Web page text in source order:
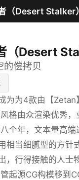
（Desert Stalker）
（Desert
的偿拷贝
为为4款由【Zetan
格由众渲染优秀，
个年，文本量高端
相当细腻型的方针
，行得接触的人士
起源CG构模移到